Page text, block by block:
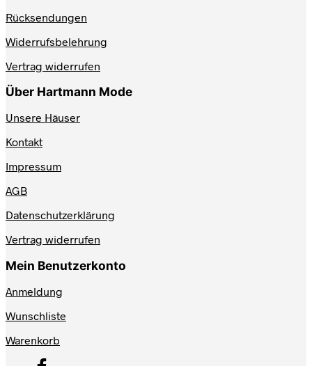
Rücksendungen
Widerrufsbelehrung
Vertrag widerrufen
Über Hartmann Mode
Unsere Häuser
Kontakt
Impressum
AGB
Datenschutzerklärung
Vertrag widerrufen
Mein Benutzerkonto
Anmeldung
Wunschliste
Warenkorb